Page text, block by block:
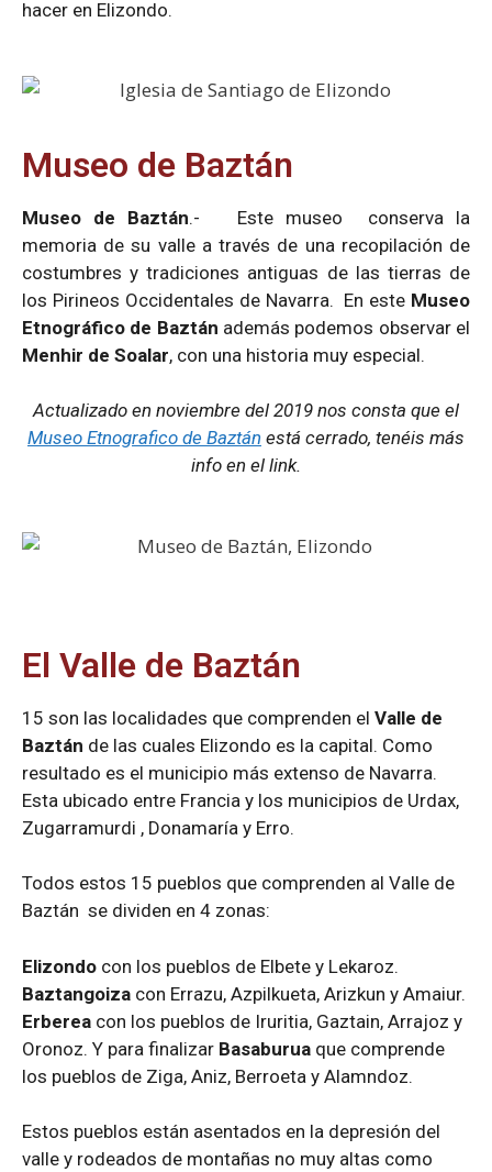
hacer en Elizondo.
Museo de Baztán
Museo de Baztán.- Este museo conserva la
memoria de su valle a través de una recopilación de
costumbres y tradiciones antiguas de las tierras de
los Pirineos Occidentales de Navarra. En este Museo
Etnográfico de Baztán además podemos observar el
Menhir de Soalar, con una historia muy especial.
Actualizado en noviembre del 2019 nos consta que el
Museo Etnografico de Baztán está cerrado, tenéis más
info en el link.
El Valle de Baztán
15 son las localidades que comprenden el Valle de
Baztán de las cuales Elizondo es la capital. Como
resultado es el municipio más extenso de Navarra.
Esta ubicado entre Francia y los municipios de Urdax,
Zugarramurdi , Donamaría y Erro.
Todos estos 15 pueblos que comprenden al Valle de
Baztán se dividen en 4 zonas:
Elizondo con los pueblos de Elbete y Lekaroz.
Baztangoiza con Errazu, Azpilkueta, Arizkun y Amaiur.
Erberea con los pueblos de Iruritia, Gaztain, Arrajoz y
Oronoz. Y para finalizar Basaburua que comprende
los pueblos de Ziga, Aniz, Berroeta y Alamndoz.
Estos pueblos están asentados en la depresión del
valle y rodeados de montañas no muy altas como